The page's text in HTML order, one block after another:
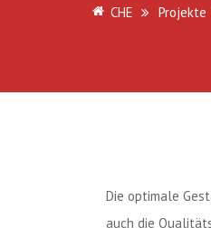
CHE Projekte
Die optimale
auch die